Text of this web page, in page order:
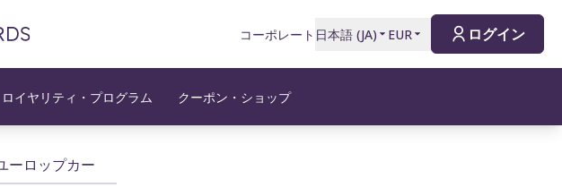
コーポレート 日本語 (JA) EUR ログイン
ロイヤリティ・プログラム クーポン・ショップ
ーロップカー